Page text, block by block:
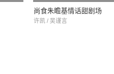
尚食朱瞻基情话甜剧场
许凯 / 吴谨言